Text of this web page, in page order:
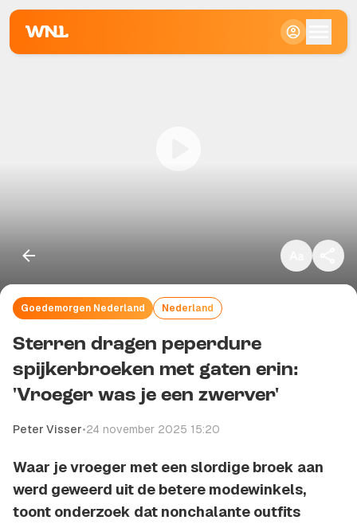
Goedemorgen Nederland Nederland
Sterren dragen peperdure
spijkerbroeken met gaten erin:
'Vroeger was je een zwerver'
Peter Visser•24 november 2025 15:20
Waar je vroeger met een slordige broek aan
werd geweerd uit de betere modewinkels,
toont onderzoek dat nonchalante outfits